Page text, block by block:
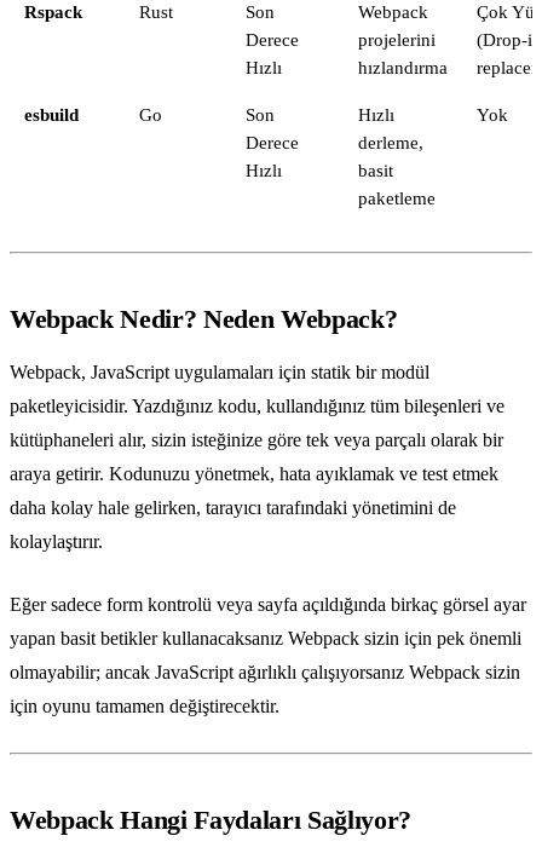
Rspack Rust
Son
Derece
Hızlı
Webpack
projelerini
hızlandırma
Çok
(Drop-in
esbuild Go
Son
Derece
Hızlı
Hızlı
derleme,
basit
paketleme
Yok
Webpack Nedir? Neden Webpack?
Webpack, JavaScript uygulamaları için statik bir modül
paketleyicisidir. Yazdığınız kodu, kullandığınız tüm bileşenleri ve
kütüphaneleri alır, sizin isteğinize göre tek veya parçalı olarak bir
araya getirir. Kodunuzu yönetmek, hata ayıklamak ve test etmek
daha kolay hale gelirken, tarayıcı tarafındaki yönetimini de
kolaylaştırır.
Eğer sadece form kontrolü veya sayfa açıldığında birkaç görsel ayar
yapan basit betikler kullanacaksanız Webpack sizin için pek önemli
olmayabilir; ancak JavaScript ağırlıklı çalışıyorsanız Webpack sizin
için oyunu tamamen değiştirecektir.
Webpack Hangi Faydaları Sağlıyor?